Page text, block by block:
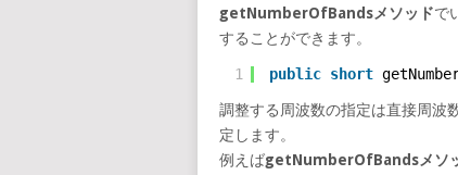
getNumberOfBandsメソッドで
することができます。
1 public short
調整する周波数の指定は直接周波
定します。
例えばgetNumberOfBandsメソ